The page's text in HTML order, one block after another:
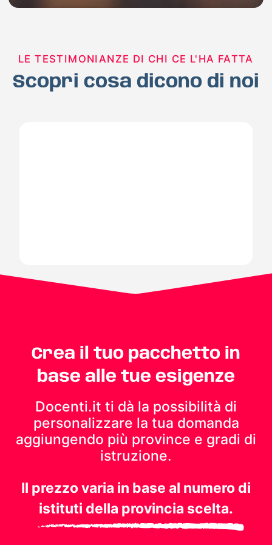
LE TESTIMONIANZE DI CHI CE L'HA FATTA
Scopri cosa dicono di noi
Crea il tuo pacchetto in
base alle tue esigenze
Docenti.it ti dà la possibilità di
personalizzare la tua domanda
aggiungendo più province e gradi di
istruzione.
Il prezzo varia in base al numero di
istituti della provincia scelta.